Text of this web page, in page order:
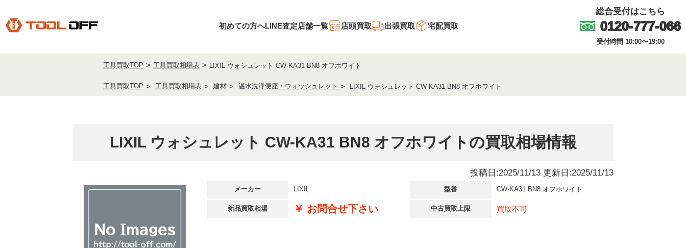
初めての方へLINE査定店舗一覧 店頭買取 出張買取 宅配買取
総合受付はこちら
0120-777-066
受付時間 10:00〜19:00
工具買取TOP 工具買取相場表 LIXIL ウォシュレット CW-KA31 BN8 オフホワイト
工具買取TOP 工具買取相場表 建材 温水洗浄便座・ウォッシュレット LIXIL ウォシュレット CW-KA31 BN8 オフホワイト
LIXIL ウォシュレット CW-KA31 BN8 オフホワイトの買取相場情報
投稿日:2025/11/13 更新日:2025/11/13
メーカー LIXIL 型番 CW-KA31 BN8 オフホワイト
新品買取相場 ￥ お問合せ下さい 中古買取上限 買取不可